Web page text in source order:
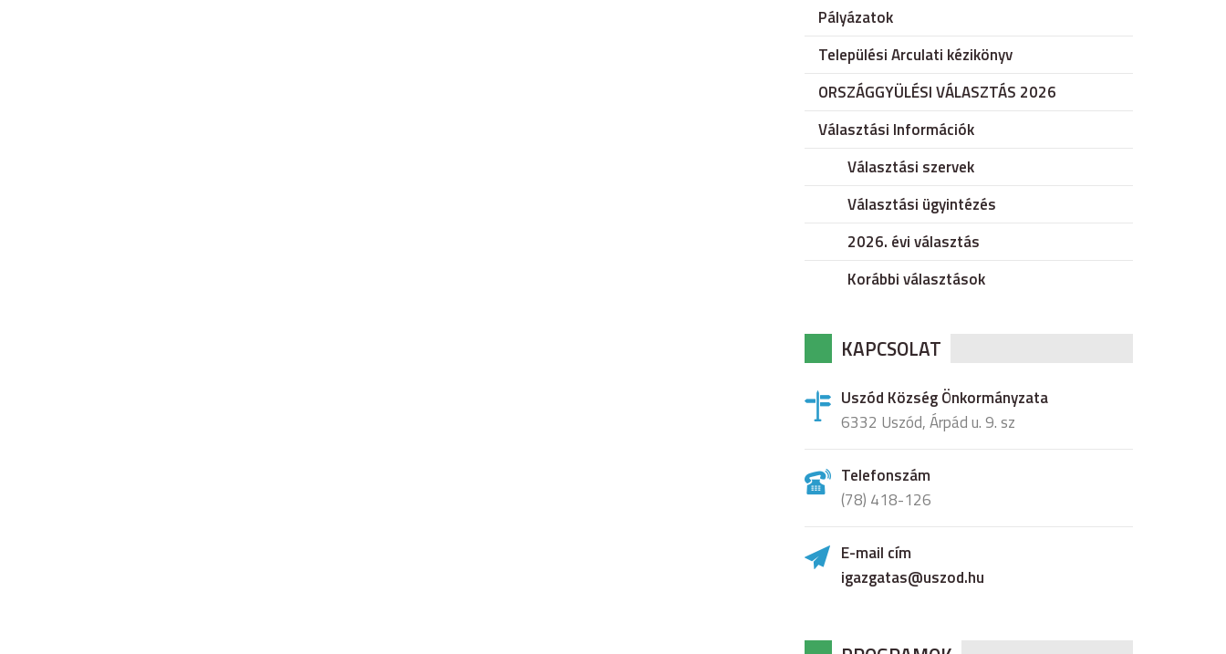
Pályázatok
Települési Arculati kézikönyv
ORSZÁGGYÜLÉSI VÁLASZTÁS 2026
Választási Információk
Választási szervek
Választási ügyintézés
2026. évi választás
Korábbi választások
KAPCSOLAT
Uszód Község Önkormányzata
6332 Uszód, Árpád u. 9. sz
Telefonszám
(78) 418-126
E-mail cím
igazgatas@uszod.hu